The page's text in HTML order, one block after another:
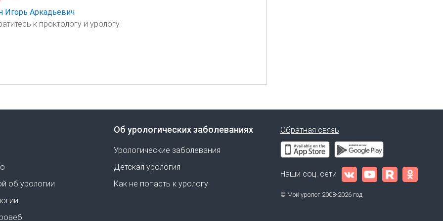
Игорь Аркадьевич
к проктологу и урологу.
об урологии
Об урологических заболеваниях
Урологические заболевания
Детская урология
Как не попасть к урологу
Обратная связь
Наши соц. сети
© Мой уролог 2008-2026 год